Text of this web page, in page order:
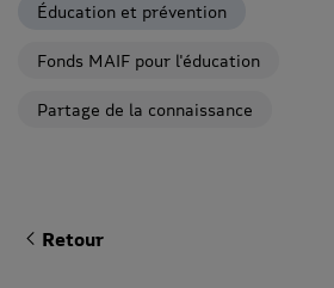
Éducation et prévention
Fonds MAIF pour l'éducation
Partage de la connaissance
Retour